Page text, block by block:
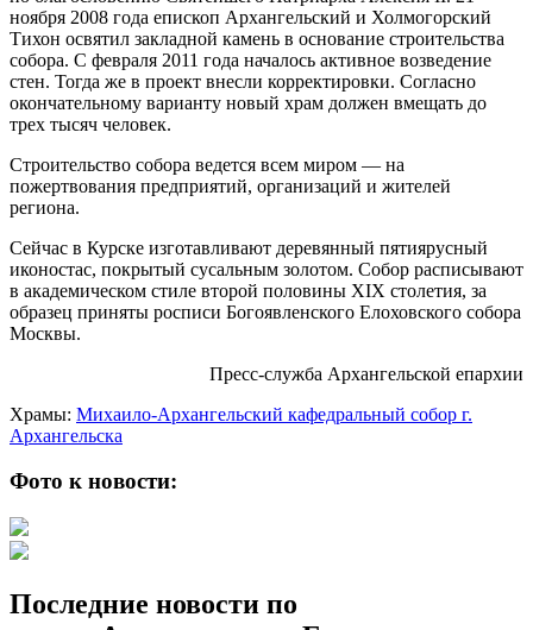
ноября 2008 года епископ Архангельский и Холмогорский
Тихон освятил закладной камень в основание строительства
собора. С февраля 2011 года началось активное возведение
стен. Тогда же в проект внесли корректировки. Согласно
окончательному варианту новый храм должен вмещать до
трех тысяч человек.
Строительство собора ведется всем миром — на
пожертвования предприятий, организаций и жителей
региона.
Сейчас в Курске изготавливают деревянный пятиярусный
иконостас, покрытый сусальным золотом. Собор расписывают
в академическом стиле второй половины XIX столетия, за
образец приняты росписи Богоявленского Елоховского собора
Москвы.
Пресс-служба Архангельской епархии
Храмы: Михаило-Архангельский кафедральный собор г.
Архангельска
Фото к новости:
Последние новости по